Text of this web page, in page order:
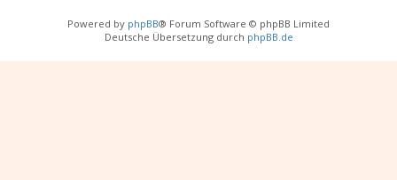
Powered by phpBB® Forum Software © phpBB Limited
Deutsche Übersetzung durch phpBB.de